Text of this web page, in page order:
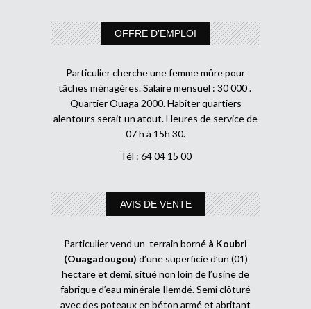
OFFRE D’EMPLOI
Particulier cherche une femme mûre pour
tâches ménagères. Salaire mensuel : 30 000 .
Quartier Ouaga 2000. Habiter quartiers
alentours serait un atout. Heures de service de
07 h à 15h 30.
Tél : 64 04 15 00
AVIS DE VENTE
Particulier vend un terrain borné à Koubri
(Ouagadougou) d’une superficie d’un (01)
hectare et demi, situé non loin de l’usine de
fabrique d’eau minérale Ilemdé. Semi clôturé
avec des poteaux en béton armé et abritant